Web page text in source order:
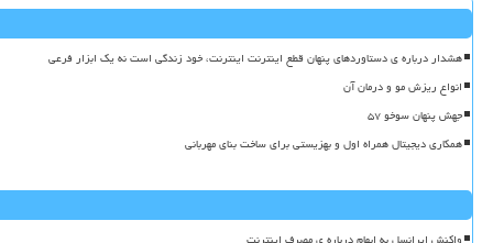
هشدار درباره ی دستاوردهای پنهان قطع اینترنت اینترنت، خود زندگی است نه یک ابزار فرعی
انواع ریزش مو و درمان آن
جهش پنهان سوخو ۵۷
همکاری دیجیتال همراه اول و بهزیستی برای ساخت بنای مهربانی